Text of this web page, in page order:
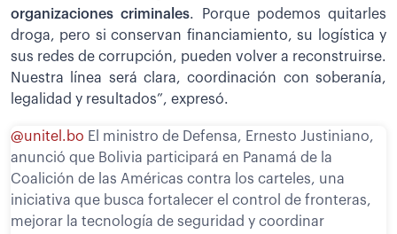
organizaciones criminales. Porque podemos quitarles
droga, pero si conservan financiamiento, su logística y
sus redes de corrupción, pueden volver a reconstruirse.
Nuestra línea será clara, coordinación con soberanía,
legalidad y resultados”, expresó.
@unitel.bo El ministro de Defensa, Ernesto Justiniano,
anunció que Bolivia participará en Panamá de la
Coalición de las Américas contra los carteles, una
iniciativa que busca fortalecer el control de fronteras,
mejorar la tecnología de seguridad y coordinar